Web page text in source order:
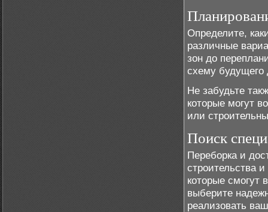
Определите,
различные
зон до
схему будущего
Не забудьте
которые могут
или
Поиск
Переборка и
строительства
которые смогут
выберите
реализовать